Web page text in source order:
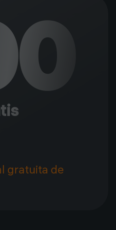
gratuita de